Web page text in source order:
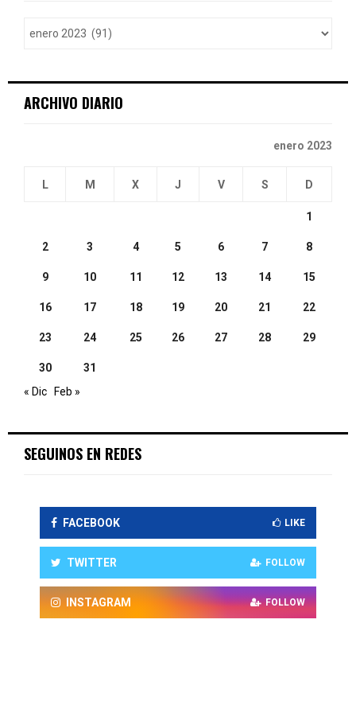
ARCHIVO DIARIO
enero 2023
L M X J V S D
1
2 3 4 5 6 7 8
9 10 11 12 13 14 15
16 17 18 19 20 21 22
23 24 25 26 27 28 29
30
31
« Dic
Feb »
SEGUINOS EN REDES
FACEBOOK LIKE
TWITTER FOLLOW
INSTAGRAM FOLLOW